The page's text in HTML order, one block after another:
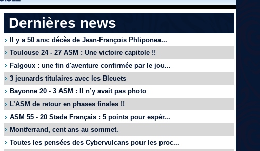
Dernières news
Il y a 50 ans: décès de Jean-François Phliponea...
Toulouse 24 - 27 ASM : Une victoire capitole !!
Falgoux : une fin d'aventure confirmée par le jou...
3 jeunards titulaires avec les Bleuets
Bayonne 20 - 3 ASM : Il n’y avait pas photo
L’ASM de retour en phases finales !!
ASM 55 - 20 Stade Français : 5 points pour espér...
Montferrand, cent ans au sommet.
Toutes les pensées des Cybervulcans pour les proc...